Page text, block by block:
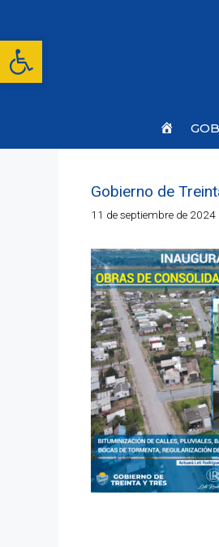
Abrir barra de
contenido
Inicio
Gobierno de
11 de septiembre de 2024